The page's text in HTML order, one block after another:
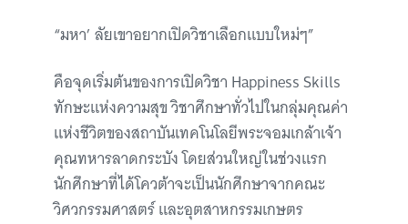
“มหา’ ลัยเขาอยากเปิดวิชาเลือกแบบใหม่ๆ”
คือจุดเริ่มต้นของการเปิดวิชา Happiness Skills
ทักษะแห่งความสุข วิชาศึกษาทั่วไปในกลุ่มคุณค่า
แห่งชีวิตของสถาบันเทคโนโลยีพระจอมเกล้าเจ้า
คุณทหารลาดกระบัง โดยส่วนใหญ่ในช่วงแรก
นักศึกษาที่ได้โควต้าจะเป็นนักศึกษาจากคณะ
วิศวกรรมศาสตร์ และอุตสาหกรรมเกษตร